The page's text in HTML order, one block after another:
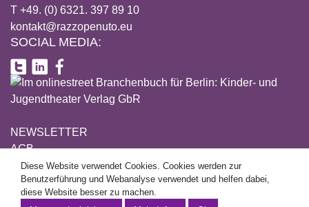
T +49. (0) 6321. 397 89 10
kontakt@razzopenuto.eu
SOCIAL MEDIA:
NEWSLETTER
AGB
DATENSCHUTZ
IMPRESSUM
This site uses cookies. Cookies are used for user guidance and
web analytics and help to make this website better.
Diese Website verwendet Cookies. Cookies werden zur
Benutzerführung und Webanalyse verwendet und helfen dabei,
diese Website besser zu machen.